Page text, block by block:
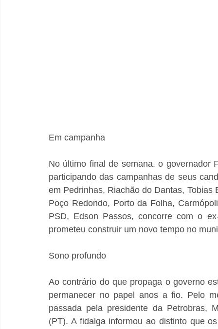
Em campanha
No último final de semana, o governador
participando das campanhas de seus
em Pedrinhas, Riachão do Dantas,
Poço Redondo, Porto da Folha,
PSD, Edson Passos, concorre com o
prometeu construir um novo tempo no
Sono profundo
Ao contrário do que propaga o governo
permanecer no papel anos a fio. Pelo
passada pela presidente da Petrobras,
(PT). A fidalga informou ao distinto que